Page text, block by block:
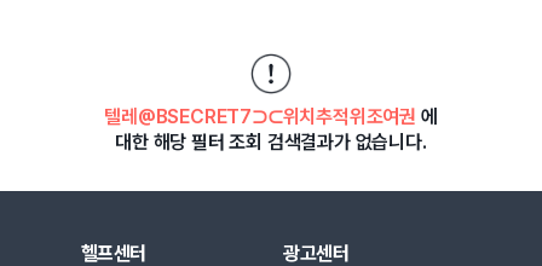
텔레@BSECRET7⊃⊂위치추적위조여권 에
대한 해당 필터 조회 검색결과가 없습니다.
헬프센터 광고센터